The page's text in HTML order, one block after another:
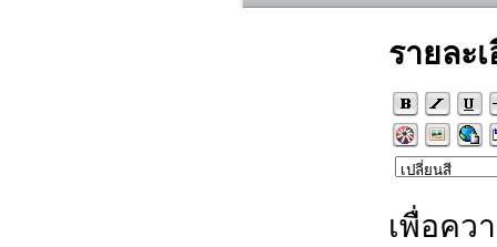
รายละ
เพื่อคว